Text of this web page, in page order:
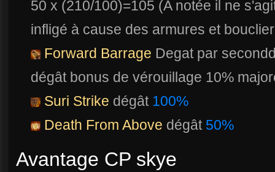
50 x (210/100)=105 (A notée il ne
infligé à cause des armures et
Forward Barrage Degat par
dégât bonus de vérouillage 10%
Suri Strike dégât 100%
Death From Above dégât 50%
Avantage CP skye